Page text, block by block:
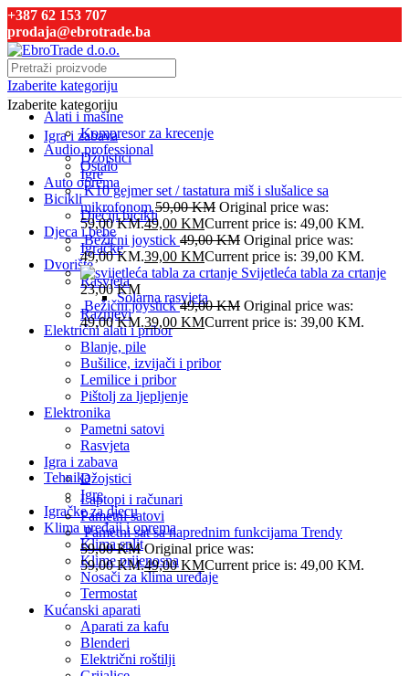
+387 62 153 707
prodaja@ebrotrade.ba
Izaberite kategoriju
Alati i mašine
Kompresor za krecenje
Audio professional
Ostalo
Auto oprema
Bicikli
Dječiji bicikli
Djeca i bebe
Igračke
Dvorište
Rasvjeta
Solarna rasvjeta
Raznjevi
Električni alati i pribor
Blanje, pile
Bušilice, izvijači i pribor
Lemilice i pribor
Pištolj za ljepljenje
Elektronika
Pametni satovi
Rasvjeta
Igra i zabava
Džojstici
Igre
Igračke za djecu
Klima uređaji i oprema
Klima split
Klime prijenosna
Nosači za klima uređaje
Termostat
Kućanski aparati
Aparati za kafu
Blenderi
Električni roštilji
Izaberite kategoriju
Igra i zabava
Džojstici
Igre
K10 gejmer set / tastatura miš i slušalice sa
mikrofonom59,00KM Original price was:
59,00 KM.49,00 KMCurrent price is: 49,00 KM.
Bežični joystick 49,00KM Original price was:
49,00 KM.39,00 KMCurrent price is: 39,00 KM.
Svijetleća tabla za crtanje
23,00KM
Bežični joystick49,00KM Original price was:
49,00 KM.39,00 KMCurrent price is: 39,00 KM.
Tehnika
Laptopi i računari
Pametni satovi
Pametni sat sa naprednim funkcijama Trendy
59,00KM Original price was:
59,00 KM.49,00KMCurrent price is: 49,00 KM.